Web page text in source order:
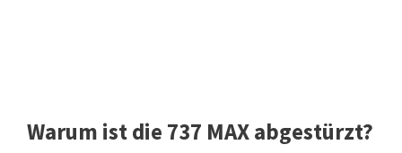
Warum ist die 737 MAX abgestürzt?